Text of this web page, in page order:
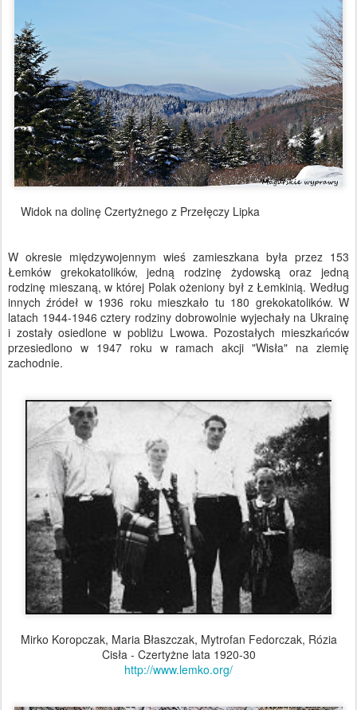
Widok na dolinę Czertyżnego z Przełęczy Lipka
W okresie międzywojennym wieś zamieszkana była przez 153
Łemków grekokatolików, jedną rodzinę żydowską oraz jedną
rodzinę mieszaną, w której Polak ożeniony był z Łemkinią. Według
innych źródeł w 1936 roku mieszkało tu 180 grekokatolików. W
latach 1944-1946 cztery rodziny dobrowolnie wyjechały na Ukrainę
i zostały osiedlone w pobliżu Lwowa. Pozostałych mieszkańców
przesiedlono w 1947 roku w ramach akcji "Wisła" na ziemię
zachodnie.
Mirko Koropczak, Maria Błaszczak, Mytrofan Fedorczak, Rózia
Cisła - Czertyżne lata 1920-30
http://www.lemko.org/